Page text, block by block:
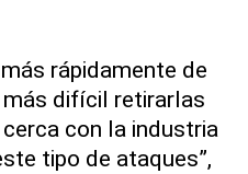
rápidamente de
difícil retirarlas
con la industria
tipo de ataques”,